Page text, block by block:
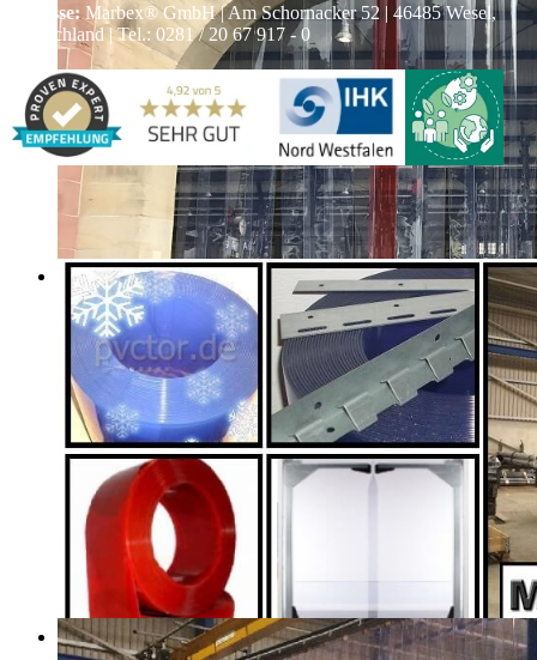
Adresse: Marbex® GmbH | Am Schornacker 52 | 46485 Wesel,
Deutschland | Tel.: 0281 / 20 67 917 - 0